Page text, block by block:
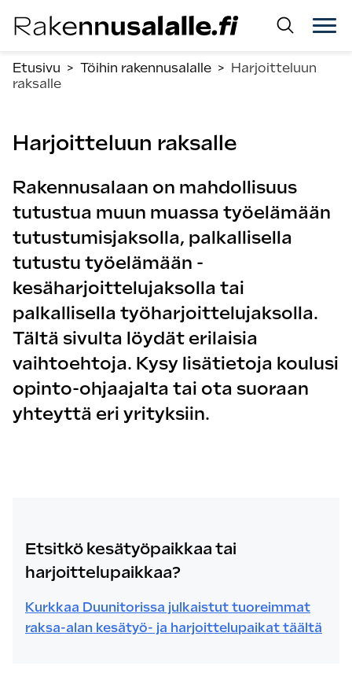
suoraan
sisältöön.
Etusivu > Töihin rakennusalalle > Harjoitteluun
raksalle
Harjoitteluun raksalle
Rakennusalaan on mahdollisuus
tutustua muun muassa työelämään
tutustumisjaksolla, palkallisella
tutustu työelämään -
kesäharjoittelujaksolla tai
palkallisella työharjoittelujaksolla.
Tältä sivulta löydät erilaisia
vaihtoehtoja. Kysy lisätietoja koulusi
opinto-ohjaajalta tai ota suoraan
yhteyttä eri yrityksiin.
Etsitkö kesätyöpaikkaa tai
harjoittelupaikkaa?
Kurkkaa Duunitorissa julkaistut tuoreimmat
raksa-alan kesätyö- ja harjoittelupaikat täältä